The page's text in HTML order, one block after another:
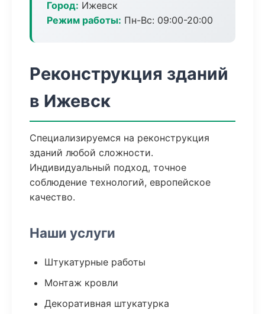
Город: Ижевск
Режим работы: Пн-Вс: 09:00-20:00
Реконструкция зданий
в Ижевск
Специализируемся на реконструкция
зданий любой сложности.
Индивидуальный подход, точное
соблюдение технологий, европейское
качество.
Наши услуги
Штукатурные работы
Монтаж кровли
Декоративная штукатурка